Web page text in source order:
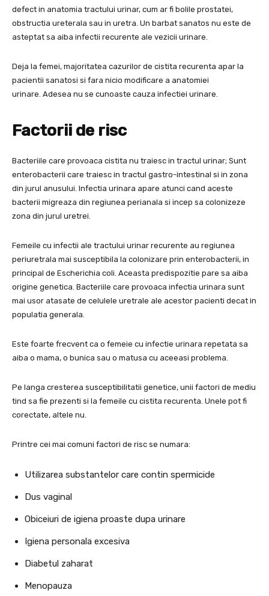
defect in anatomia tractului urinar, cum ar fi bolile prostatei,
obstructia ureterala sau in uretra. Un barbat sanatos nu este de
asteptat sa aiba infectii recurente ale vezicii urinare.
Deja la femei, majoritatea cazurilor de cistita recurenta apar la
pacientii sanatosi si fara nicio modificare a anatomiei
urinare. Adesea nu se cunoaste cauza infectiei urinare.
Factorii de risc
Bacteriile care provoaca cistita nu traiesc in tractul urinar; Sunt
enterobacterii care traiesc in tractul gastro-intestinal si in zona
din jurul anusului. Infectia urinara apare atunci cand aceste
bacterii migreaza din regiunea perianala si incep sa colonizeze
zona din jurul uretrei.
Femeile cu infectii ale tractului urinar recurente au regiunea
periuretrala mai susceptibila la colonizare prin enterobacterii, in
principal de Escherichia coli. Aceasta predispozitie pare sa aiba
origine genetica. Bacteriile care provoaca infectia urinara sunt
mai usor atasate de celulele uretrale ale acestor pacienti decat in
​​populatia generala.
Este foarte frecvent ca o femeie cu infectie urinara repetata sa
aiba o mama, o bunica sau o matusa cu aceeasi problema.
Pe langa cresterea susceptibilitatii genetice, unii factori de mediu
tind sa fie prezenti si la femeile cu cistita recurenta. Unele pot fi
corectate, altele nu.
Printre cei mai comuni factori de risc se numara:
Utilizarea substantelor care contin spermicide
Dus vaginal
Obiceiuri de igiena proaste dupa urinare
Igiena personala excesiva
Diabetul zaharat
Menopauza